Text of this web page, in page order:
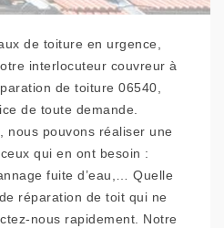
de toiture en urgence,
interlocuteur couvreur à
de toiture 06540,
de toute demande.
nous pouvons réaliser une
qui en ont besoin :
fuite d’eau,… Quelle
réparation de toit qui ne
nous rapidement. Notre